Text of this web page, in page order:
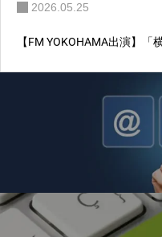
2026.05.25
【FM YOKOHAMA出演】「
ントム株式会社が紹介され
製品に関す